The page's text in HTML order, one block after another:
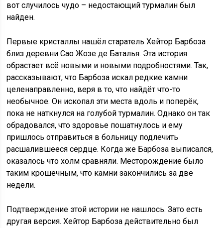
вот случилось чудо – недостающий турмалин был
найден.
Первые кристаллы нашёл старатель Хейтор Барбоза
близ деревни Сао Жозе де Баталья. Эта история
обрастает всё новыми и новыми подробностями. Так,
рассказывают, что Барбоза искал редкие камни
целенаправленно, веря в то, что найдёт что-то
необычное. Он ископал эти места вдоль и поперёк,
пока не наткнулся на голубой турмалин. Однако он так
обрадовался, что здоровье пошатнулось и ему
пришлось отправиться в больницу подлечить
расшалившееся сердце. Когда же Барбоза выписался,
оказалось что холм сравняли. Месторождение было
таким крошечным, что камни закончились за две
недели.
Подтверждение этой истории не нашлось. Зато есть
другая версия. Хейтор Барбоза действительно был